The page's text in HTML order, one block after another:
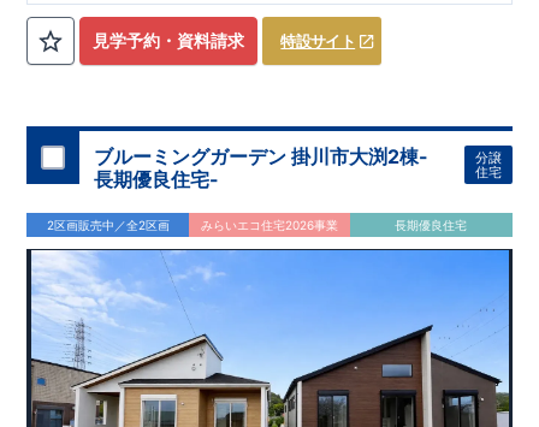
・LDKは空間演出した折り上げ天井 ・開放感のある
ド風オープンキッチン』
・2階の主寝室は、仕切れる
時や花粉の時期のお洗濯も安心『浴室乾燥暖房機』​​スマート
フォンで見やすい特設サイトはこちら ​https://www.e-
blooming.com/bukken/20074012/
見学予約・資料請求 特設サイト
ブルーミングガーデン 掛川市大渕2棟-
長期優良住宅-
分譲
住宅
2区画販売中／全2区画 みらいエコ住宅2026事業 長期優良住宅